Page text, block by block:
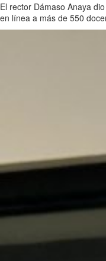
El rector Dámaso Anaya
en línea a más de 550